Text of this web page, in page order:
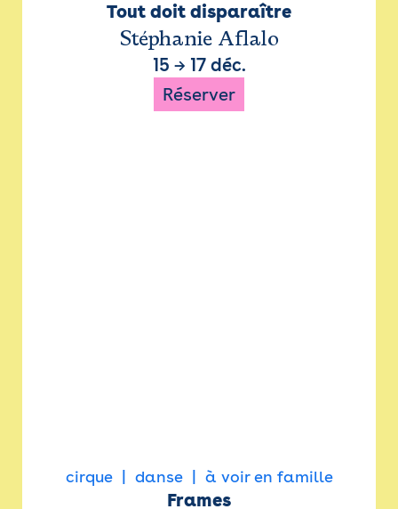
Tout doit disparaître
Stéphanie Aflalo
15 → 17 déc.
Réserver
cirque danse à voir en famille
Frames